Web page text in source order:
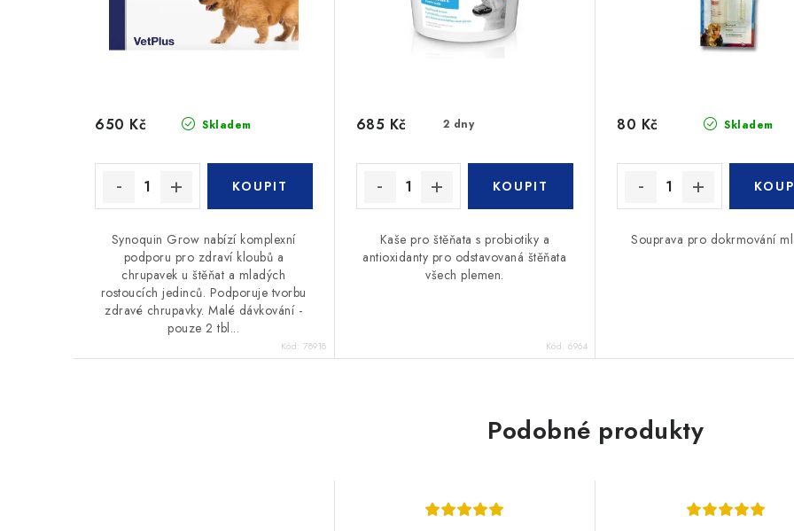
Skladem
650 Kč
Synoquin Grow nabízí komplexní
podporu pro zdraví kloubů a
chrupavek u štěňat a mladých
rostoucích jedinců. Podporuje tvorbu
zdravé chrupavky. Malé dávkování -
pouze 2 tbl...
Kód: 78918
2 dny
685 Kč
Kaše pro štěňata s probiotiky a
antioxidanty pro odstavovaná štěňata
všech plemen.
Kód: 6964
Skladem
80 Kč
Souprava pro dokrmování
Podobné produkty